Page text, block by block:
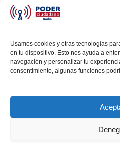
Usamos cookies y otras tecnologías
en tu dispositivo. Esto nos ayuda a
navegación y personalizar tu
consentimiento, algunas funciones
buscan un México
Nuestro compromiso es
transformación social a
veraces y al alcance de